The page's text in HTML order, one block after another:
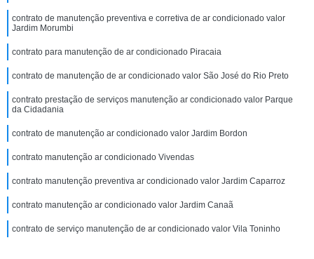
contrato de manutenção preventiva e corretiva de ar condicionado valor
Jardim Morumbi
contrato para manutenção de ar condicionado Piracaia
contrato de manutenção de ar condicionado valor São José do Rio Preto
contrato prestação de serviços manutenção ar condicionado valor Parque
da Cidadania
contrato de manutenção ar condicionado valor Jardim Bordon
contrato manutenção ar condicionado Vivendas
contrato manutenção preventiva ar condicionado valor Jardim Caparroz
contrato manutenção ar condicionado valor Jardim Canaã
contrato de serviço manutenção de ar condicionado valor Vila Toninho